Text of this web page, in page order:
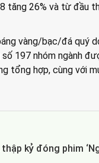
tăng 26% và từ đầu
vàng/bạc/đá quý
197 nhóm ngành
tổng hợp, cùng với
kỷ đóng phim